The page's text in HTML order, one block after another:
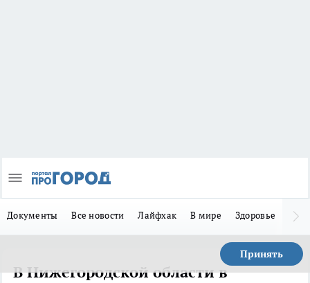
Документы Все новости Лайфхак В мире Здоровье
Принять
В Нижегородской области в